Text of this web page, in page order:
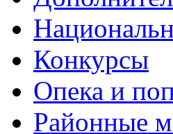
Конкурсы
Опека и
Районные